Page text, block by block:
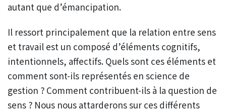
autant que d’émancipation.
Il ressort principalement que la relation entre sens
et travail est un composé d’éléments cognitifs,
intentionnels, affectifs. Quels sont ces éléments et
comment sont-ils représentés en science de
gestion ? Comment contribuent-ils à la question de
sens ? Nous nous attarderons sur ces différents